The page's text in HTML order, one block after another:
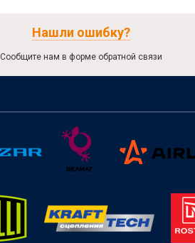
Нашли ошибку?
Сообщите нам в форме обратной связи